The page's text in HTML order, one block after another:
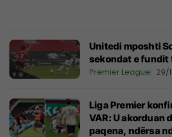
Unitedi mposhti
sekondat e fundit
Premier League 29/
Liga Premier
VAR: U akorduan
paqena, ndërsa